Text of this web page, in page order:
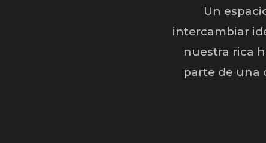
Un
intercambiar
nuestra rica
parte de una